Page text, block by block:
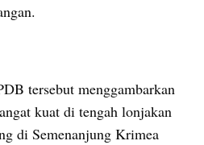
tersebut menggambarkan
kuat di tengah lonjakan
di Semenanjung Krimea